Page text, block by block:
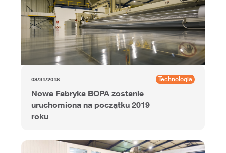
08/31/2018 Technologia
Nowa Fabryka BOPA zostanie
uruchomiona na początku 2019
roku